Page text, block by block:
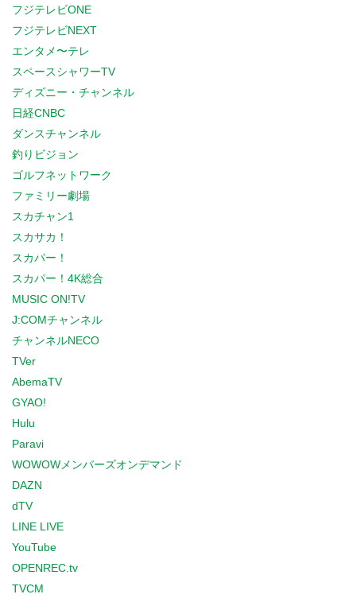
フジテレビONE
フジテレビNEXT
エンタメ〜テレ
スペースシャワーTV
ディズニー・チャンネル
日経CNBC
ダンスチャンネル
釣りビジョン
ゴルフネットワーク
ファミリー劇場
スカチャン1
スカサカ！
スカパー！
スカパー！4K総合
MUSIC ON!TV
J:COMチャンネル
チャンネルNECO
TVer
AbemaTV
GYAO!
Hulu
Paravi
WOWOWメンバーズオンデマンド
DAZN
dTV
LINE LIVE
YouTube
OPENREC.tv
TVCM